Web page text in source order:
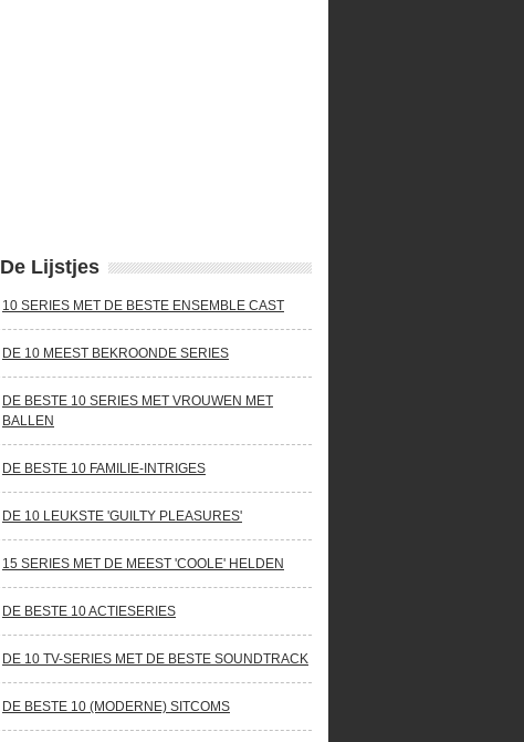
De Lijstjes
10 SERIES MET DE BESTE ENSEMBLE CAST
DE 10 MEEST BEKROONDE SERIES
DE BESTE 10 SERIES MET VROUWEN MET
BALLEN
DE BESTE 10 FAMILIE-INTRIGES
DE 10 LEUKSTE 'GUILTY PLEASURES'
15 SERIES MET DE MEEST 'COOLE' HELDEN
DE BESTE 10 ACTIESERIES
DE 10 TV-SERIES MET DE BESTE SOUNDTRACK
DE BESTE 10 (MODERNE) SITCOMS